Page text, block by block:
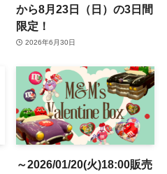
から8月23日（日）の3日間
限定！
2026年6月30日
～2026/01/20(火)18:00販売